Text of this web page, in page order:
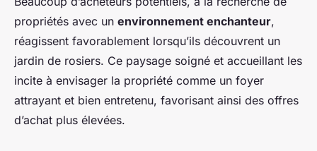
propriétés avec un environnement enchanteur,
réagissent favorablement lorsqu’ils découvrent un
jardin de rosiers. Ce paysage soigné et accueillant les
incite à envisager la propriété comme un foyer
attrayant et bien entretenu, favorisant ainsi des offres
d’achat plus élevées.